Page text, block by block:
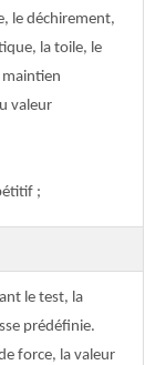
le déchirement,
la toile, le
maintien
valeur
;
le test, la
prédéfinie.
force, la valeur